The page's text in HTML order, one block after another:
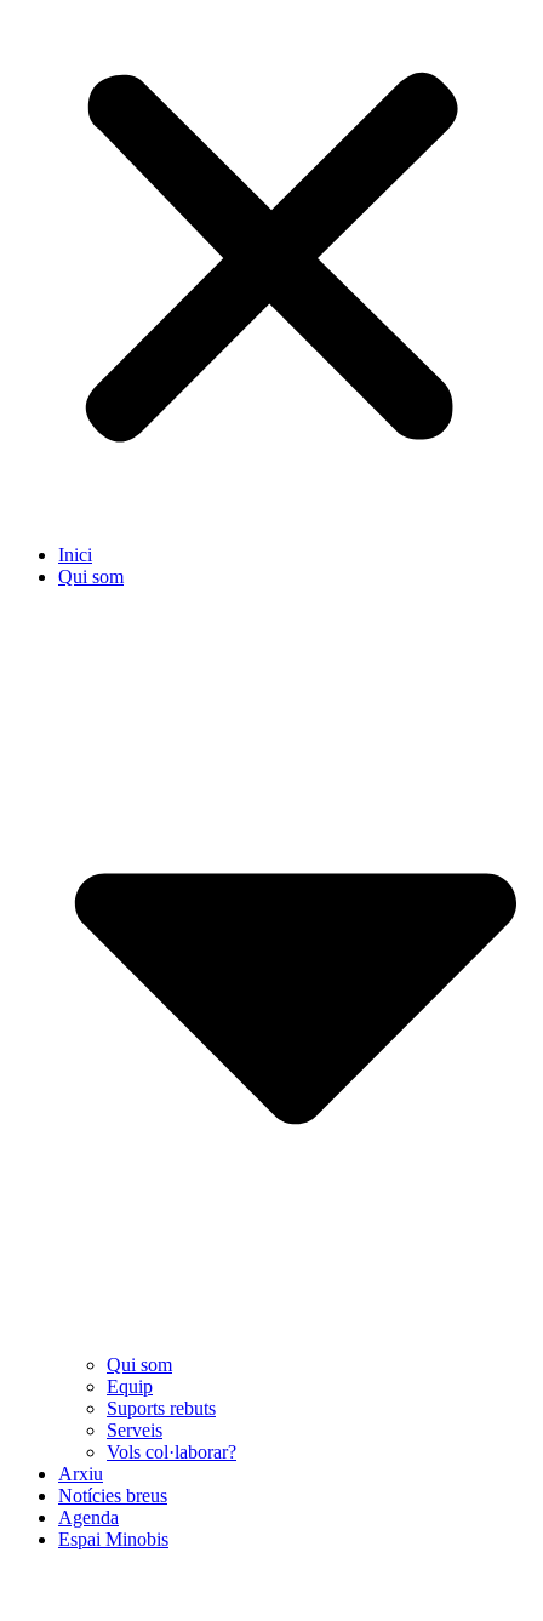
Inici
Qui som
Qui som
Equip
Suports rebuts
Serveis
Vols col·laborar?
Arxiu
Notícies breus
Agenda
Espai Minobis